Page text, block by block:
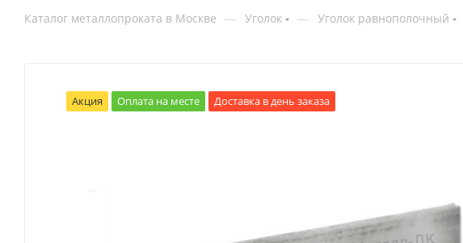
Каталог металлопроката в Москве — Уголок — Уголок равнополочный
Акция Оплата на месте Доставка в день заказа